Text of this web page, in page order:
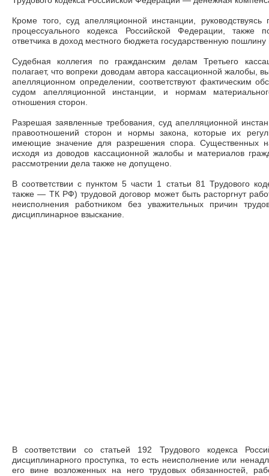
Кроме того, суд апелляционной инстанции,
процессуального кодекса Российской Федерации, также
ответчика в доход местного бюджета государственную
Судебная коллегия по гражданским делам Третьего
полагает, что вопреки доводам автора кассационной
апелляционном определении, соответствуют фактическим
судом апелляционной инстанции, и нормам
отношения сторон.
Разрешая заявленные требования, суд апелляционной
правоотношений сторон и нормы закона, которые их
имеющие значение для разрешения спора. Существенных
исходя из доводов кассационной жалобы и материалов
рассмотрении дела также не допущено.
В соответствии с пунктом 5 части 1 статьи 81 Трудового
также— ТК РФ) трудовой договор может быть расторгнут
неисполнения работником без уважительных причин
дисциплинарное взыскание.
В соответствии со статьей 192 Трудового кодекса
дисциплинарного проступка, то есть неисполнение или
его вине возложенных на него трудовых обязанностей,